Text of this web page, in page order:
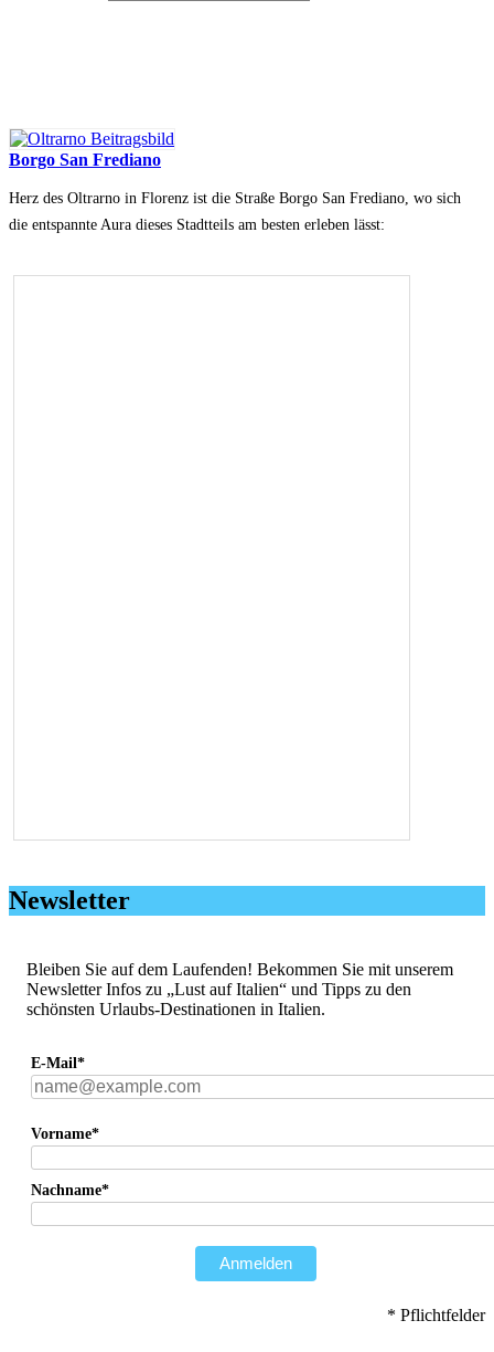
Borgo San Frediano
Herz des Oltrarno in Florenz ist die Straße Borgo San Frediano, wo sich
die entspannte Aura dieses Stadtteils am besten erleben lässt:
Newsletter
Bleiben Sie auf dem Laufenden! Bekommen Sie mit unserem
Newsletter Infos zu „Lust auf Italien“ und Tipps zu den
schönsten Urlaubs-Destinationen in Italien.
E-Mail*
Vorname*
Nachname*
Anmelden
* Pflichtfelder